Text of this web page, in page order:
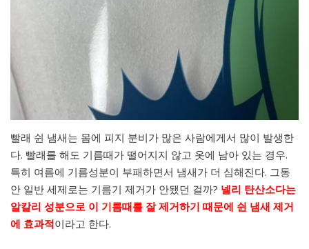
빨래 쉰 냄새는 몸에 피지 분비가 많은 사람에게서 많이 발생한
다. 빨래를 해도 기름때가 떨어지지 않고 옷에 남아 있는 경우.
특히 여름에 기름성분이 부패하면서 냄새가 더 심해진다. 그동
안 일반 세제로는 기름기 제거가 안됐던 걸까? 넬리 탄산소다는
알칼리 성분으로 이 기름때를 잘 제거하기 때문에 쉰 냄새 제거
에 효과적이라고 한다.